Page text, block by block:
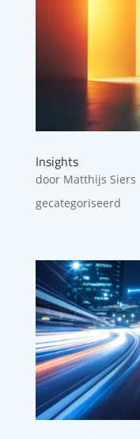
Insights
door Matthijs Siers
gecategoriseerd